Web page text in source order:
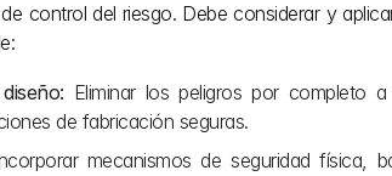
control del riesgo. Debe considerar y
Eliminar los peligros por completo
de fabricación seguras.
mecanismos de seguridad física,